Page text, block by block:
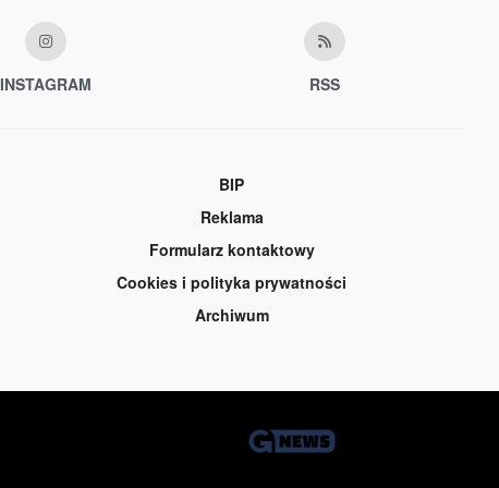
INSTAGRAM RSS
BIP
Reklama
Formularz kontaktowy
Cookies i polityka prywatności
Archiwum